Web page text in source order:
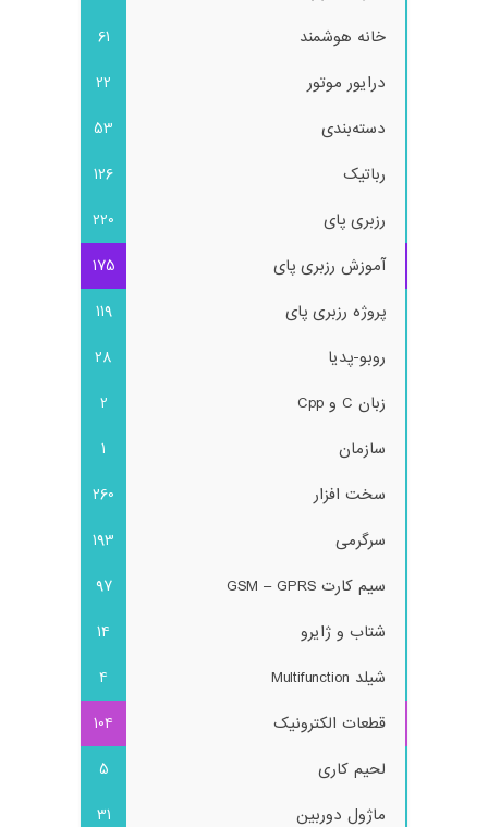
خانه هوشمند
61
درایور موتور
22
دسته‌بندی
53
رباتیک
126
رزبری پای
220
آموزش رزبری پای
175
پروژه رزبری پای
119
روبو-پدیا
28
زبان C و Cpp
2
سازمان
1
سخت افزار
260
سرگرمی
193
سیم کارت GSM – GPRS
97
شتاب و ژایرو
14
شیلد Multifunction
4
قطعات الکترونیک
104
لحیم کاری
5
ماژول دوربین
31